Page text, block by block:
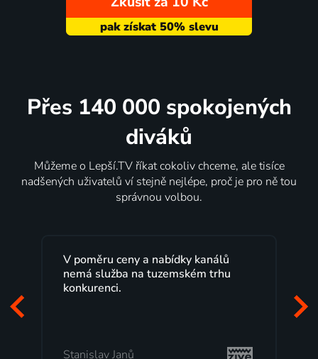
Přes 140 000 spokojených
diváků
Můžeme o Lepší.TV říkat cokoliv chceme, ale tisíce
nadšených uživatelů ví stejně nejlépe, proč je pro ně tou
správnou volbou.
a nabídky kanálů
na tuzemském trhu
Lepší.TV sleduji už
maximální
začátek programu, to je
Milada Tomešová